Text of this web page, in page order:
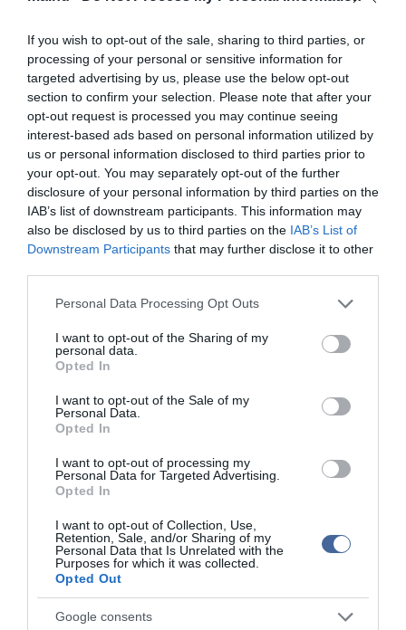
If you wish to opt-out of the sale, sharing to third parties, or
processing of your personal or sensitive information for
targeted advertising by us, please use the below opt-out
section to confirm your selection. Please note that after your
opt-out request is processed you may continue seeing
interest-based ads based on personal information utilized by
us or personal information disclosed to third parties prior to
your opt-out. You may separately opt-out of the further
disclosure of your personal information by third parties on the
IAB’s list of downstream participants. This information may
also be disclosed by us to third parties on the IAB’s List of
Downstream Participants that may further disclose it to other
Please note that this website/app uses one or more Google
not limited to your visit or usage behaviour. You may click to
grant or deny consent to Google and its third-party tags to
use your data for below specified purposes in below Google
consent section.
Personal Data Processing Opt Outs
I want to opt-out of the Sharing of my
personal data.
Opted In
I want to opt-out of the Sale of my
Personal Data.
Opted In
I want to opt-out of processing my
Personal Data for Targeted Advertising.
Opted In
I want to opt-out of Collection, Use,
Retention, Sale, and/or Sharing of my
Personal Data that Is Unrelated with the
Purposes for which it was collected.
Opted Out
Google consents
Mycal édesapja videóra vette a három barát utolsó "munkanapját"
és megosztotta YouTube-on, ahogy pacsik és ölelések után a
játékkukáit szorongató kisfia búcsút int legjobb barátainak, akik
elhajtanak az imádott kukásautóval. Mycal nincs elkeseredve,
mert Hill és Ulysse megígérték, amikor csak lehet, eljönnek
meglátogatni pajtásukat.
Kapcsolódó írások:
Ellepi a szemét Lisszabont
Beszakadt az út egy kukás autó alatt